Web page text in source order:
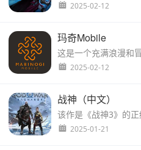
2025-02-12
玛奇Mobile
2025-02-12
战神（中文）
2025-01-21